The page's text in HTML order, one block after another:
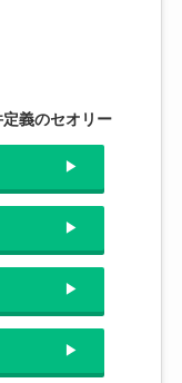
義のセオリー